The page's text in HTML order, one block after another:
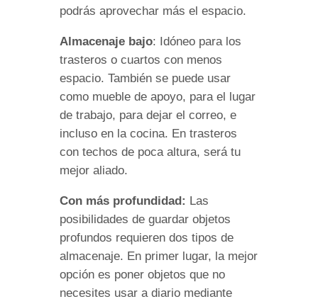
podrás aprovechar más el espacio.
Almacenaje bajo: Idóneo para los
trasteros o cuartos con menos
espacio. También se puede usar
como mueble de apoyo, para el lugar
de trabajo, para dejar el correo, e
incluso en la cocina. En trasteros
con techos de poca altura, será tu
mejor aliado.
Con más profundidad: Las
posibilidades de guardar objetos
profundos requieren dos tipos de
almacenaje. En primer lugar, la mejor
opción es poner objetos que no
necesites usar a diario mediante